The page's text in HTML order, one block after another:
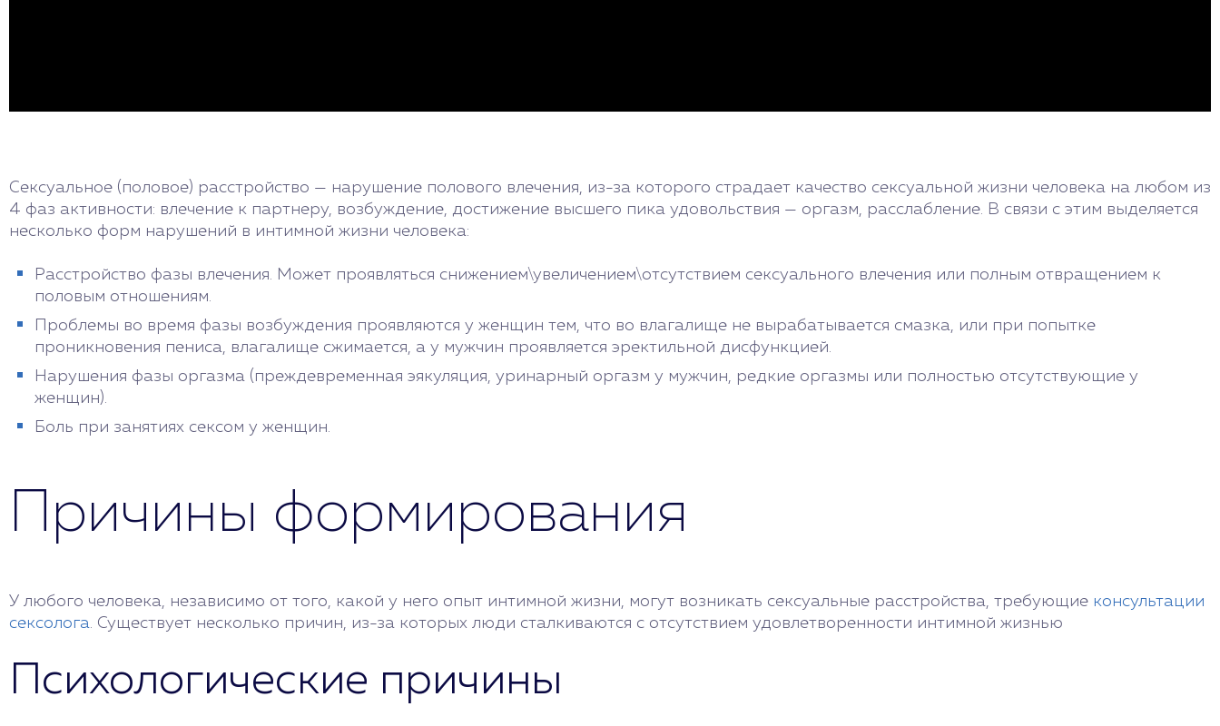
Сексуальное (половое) расстройство — нарушение полового влечения, из-за которого страдает качество сексуальной жизни человека на любом из
4 фаз активности: влечение к партнеру, возбуждение, достижение высшего пика удовольствия — оргазм, расслабление. В связи с этим выделяется
несколько форм нарушений в интимной жизни человека:
Расстройство фазы влечения. Может проявляться снижением\увеличением\отсутствием сексуального влечения или полным отвращением к
половым отношениям.
Проблемы во время фазы возбуждения проявляются у женщин тем, что во влагалище не вырабатывается смазка, или при попытке
проникновения пениса, влагалище сжимается, а у мужчин проявляется эректильной дисфункцией.
Нарушения фазы оргазма (преждевременная эякуляция, уринарный оргазм у мужчин, редкие оргазмы или полностью отсутствующие у
женщин).
Боль при занятиях сексом у женщин.
Причины формирования
У любого человека, независимо от того, какой у него опыт интимной жизни, могут возникать сексуальные расстройства, требующие консультации
сексолога. Существует несколько причин, из-за которых люди сталкиваются с отсутствием удовлетворенности интимной жизнью
Психологические причины